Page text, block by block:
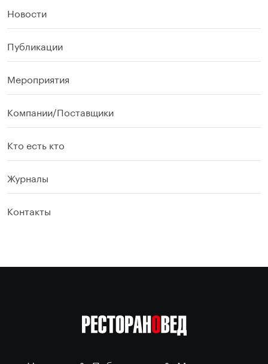
Новости
Публикации
Мероприятия
Компании/Поставщики
Кто есть кто
Журналы
Контакты